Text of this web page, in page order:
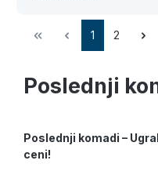
1 2
Poslednji
Poslednji komadi –
ceni!